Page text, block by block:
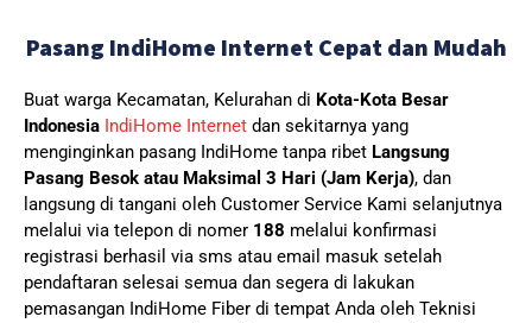
Pasang IndiHome Internet Cepat dan Mudah
Buat warga Kecamatan, Kelurahan di Kota-Kota Besar
Indonesia IndiHome Internet dan sekitarnya yang
menginginkan pasang IndiHome tanpa ribet Langsung
Pasang Besok atau Maksimal 3 Hari (Jam Kerja), dan
langsung di tangani oleh Customer Service Kami selanjutnya
melalui via telepon di nomer 188 melalui konfirmasi
registrasi berhasil via sms atau email masuk setelah
pendaftaran selesai semua dan segera di lakukan
pemasangan IndiHome Fiber di tempat Anda oleh Teknisi